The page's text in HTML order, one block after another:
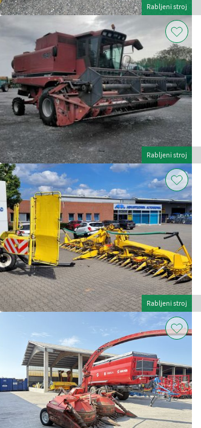
Rabljeni stroj
Rabljeni stroj
Rabljeni stroj